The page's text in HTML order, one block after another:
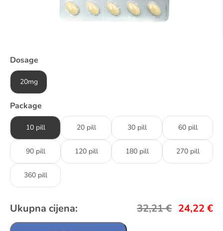
Dosage
20mg
Package
10 pill 20 pill 30 pill 60 pill
90 pill 120 pill 180 pill 270 pill
360 pill
Ukupna cijena: 32,21€ 24,22 €